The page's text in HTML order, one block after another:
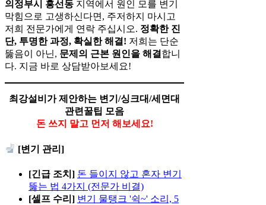
의정부시 흥선동 지역에서 원인 모를 변기
막힘으로 고생하신다면, 주저하지 마시고
저희 전문가에게 연락 주십시오. 정확한 진
단, 투명한 과정, 확실한 해결! 저희는 단순
뚫음이 아닌, 문제의 근본 원인을 해결 합니
다. 지금 바로 상담받아보세요!
최강설비가 제안하는 변기/싱크대/세면대
관련꿀팁 모음
돈 쓰지 말고 먼저 해보세요!
[변기 관리]
[긴급 조치] 돈 들이지 않고 혼자 변기
뚫는 법 4가지 (전문가 비결)
[셀프 수리] 변기 물탱크 '쉭~' 소리, 5